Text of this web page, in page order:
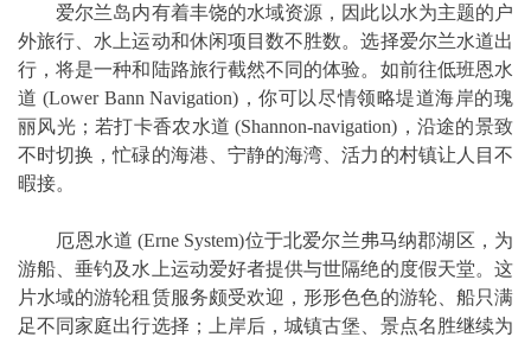
爱尔兰岛内有着丰饶的水域资源，因此以水为主题的户
外旅行、水上运动和休闲项目数不胜数。选择爱尔兰水道出
行，将是一种和陆路旅行截然不同的体验。如前往低班恩水
道 (Lower Bann Navigation)，你可以尽情领略堤道海岸的瑰
丽风光；若打卡香农水道 (Shannon-navigation)，沿途的景致
不时切换，忙碌的海港、宁静的海湾、活力的村镇让人目不
暇接。
厄恩水道 (Erne System)位于北爱尔兰弗马纳郡湖区，为
游船、垂钓及水上运动爱好者提供与世隔绝的度假天堂。这
片水域的游轮租赁服务颇受欢迎，形形色色的游轮、船只满
足不同家庭出行选择；上岸后，城镇古堡、景点名胜继续为